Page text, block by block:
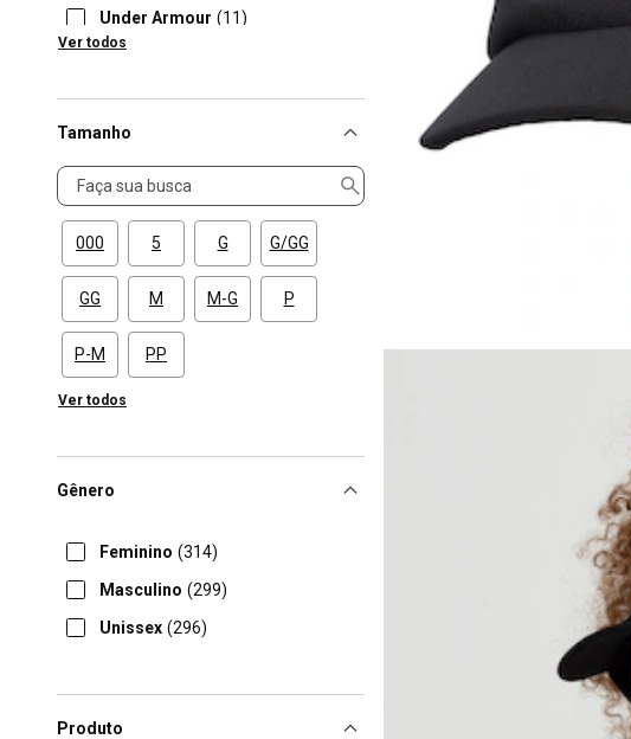
Under Armour (11)
New Balance
Ver todos
Tamanho
Tamanho
000 5 G G/GG
GG M M-G P
P-M PP
Ver todos
Gênero
Feminino (314)
Masculino (299)
Unissex (296)
Produto